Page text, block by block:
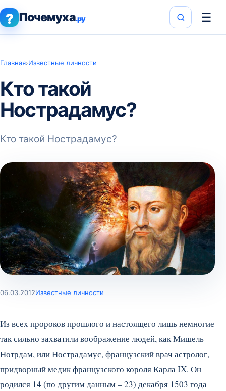
? Почемуха.ру ☰
Главная›Известные личности
Кто такой
Нострадамус?
Кто такой Нострадамус?
06.03.2012Известные личности
Из всех пророков прошлого и настоящего лишь немногие
так сильно захватили воображение людей, как Мишель
Нотрдам, или Нострадамус, французский врач астролог,
придворный медик французского короля Карла IX. Он
родился 14 (по другим данным – 23) декабря 1503 года